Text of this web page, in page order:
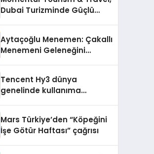
Dubai Turizminde Güçlü
Aytaçoğlu Menemen: Çakallı
Menemeni Geleneğini
Tencent Hy3 dünya
genelinde kullanıma
Mars Türkiye’den “Köpeğini
İşe Götür Haftası” çağrısı